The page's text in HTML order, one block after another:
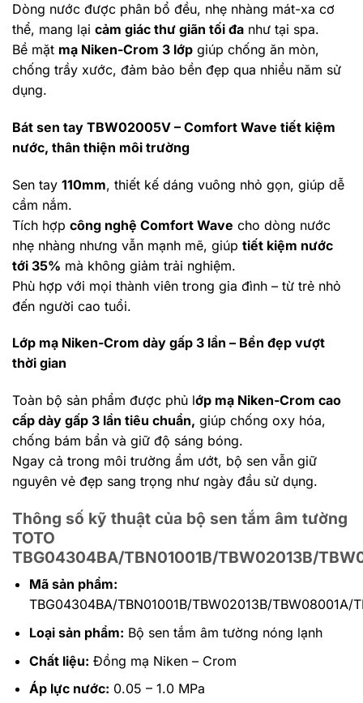
Dòng nước được phân bổ đều, nhẹ nhàng mát-xa cơ
thể, mang lại cảm giác thư giãn tối đa như tại spa.
Bề mặt mạ Niken-Crom 3 lớp giúp chống ăn mòn,
chống trầy xước, đảm bảo bền đẹp qua nhiều năm sử
dụng.
Bát sen tay TBW02005V – Comfort Wave tiết kiệm
nước, thân thiện môi trường
Sen tay 110mm, thiết kế dáng vuông nhỏ gọn, giúp dễ
cầm nắm.
Tích hợp công nghệ Comfort Wave cho dòng nước
nhẹ nhàng nhưng vẫn mạnh mẽ, giúp tiết kiệm nước
tới 35% mà không giảm trải nghiệm.
Phù hợp với mọi thành viên trong gia đình – từ trẻ nhỏ
đến người cao tuổi.
Lớp mạ Niken-Crom dày gấp 3 lần – Bền đẹp vượt
thời gian
Toàn bộ sản phẩm được phủ lớp mạ Niken-Crom cao
cấp dày gấp 3 lần tiêu chuẩn, giúp chống oxy hóa,
chống bám bẩn và giữ độ sáng bóng.
Ngay cả trong môi trường ẩm ướt, bộ sen vẫn giữ
nguyên vẻ đẹp sang trọng như ngày đầu sử dụng.
Thông số kỹ thuật của bộ sen tắm âm tường
TOTO
TBG04304BA/TBN01001B/TBW02013B/
Mã sản phẩm:
TBG04304BA/TBN01001B/TBW02013B/TBW08001A/
Loại sản phẩm: Bộ sen tắm âm tường nóng lạnh
Chất liệu: Đồng mạ Niken – Crom
Áp lực nước: 0.05 – 1.0 MPa